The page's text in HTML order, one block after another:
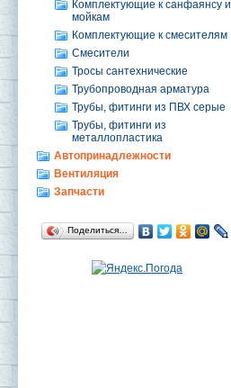
Комплектующие к санфаянсу и
мойкам
Комплектующие к смесителям
Смесители
Тросы сантехнические
Трубопроводная арматура
Трубы, фитинги из ПВХ серые
Трубы, фитинги из
металлопластика
Автопринадлежности
Вентиляция
Запчасти
Поделиться…